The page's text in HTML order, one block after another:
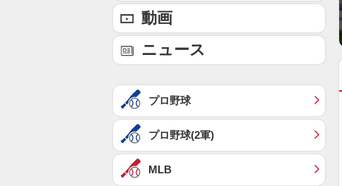
動画
ニュース
プロ野球
プロ野球(2軍)
MLB